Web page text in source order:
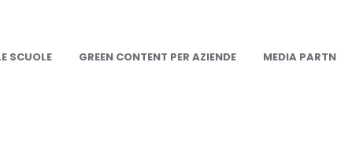
SCUOLE GREEN CONTENT PER AZIENDE
MEDIA